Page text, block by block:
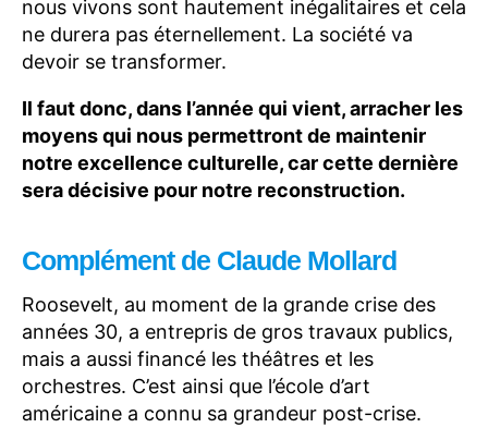
nous vivons sont hautement inégalitaires et cela
ne durera pas éternellement. La société va
devoir se transformer.
Il faut donc, dans l’année qui vient, arracher les
moyens qui nous permettront de maintenir
notre excellence culturelle, car cette dernière
sera décisive pour notre reconstruction.
Complément de Claude Mollard
Roosevelt, au moment de la grande crise des
années 30, a entrepris de gros travaux publics,
mais a aussi financé les théâtres et les
orchestres. C’est ainsi que l’école d’art
américaine a connu sa grandeur post-crise.